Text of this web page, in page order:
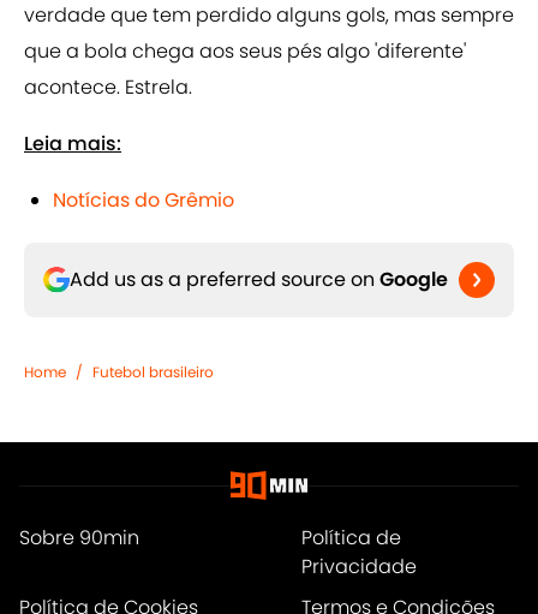
verdade que tem perdido alguns gols, mas sempre
que a bola chega aos seus pés algo 'diferente'
acontece. Estrela.
Leia mais:
Notícias do Grêmio
Add us as a preferred source on Google
Home / Futebol brasileiro
Sobre 90min
Política de
Privacidade
Política de Cookies
Termos e Condições